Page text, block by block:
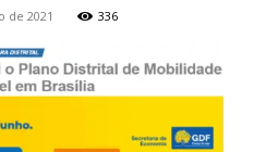
de 2021 336